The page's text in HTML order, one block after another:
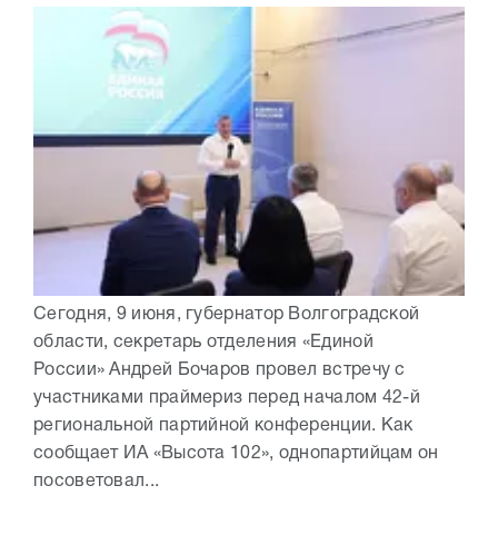
Сегодня, 9 июня, губернатор Волгоградской
области, секретарь отделения «Единой
России» Андрей Бочаров провел встречу с
участниками праймериз перед началом 42-й
региональной партийной конференции. Как
сообщает ИА «Высота 102», однопартийцам он
посоветовал...